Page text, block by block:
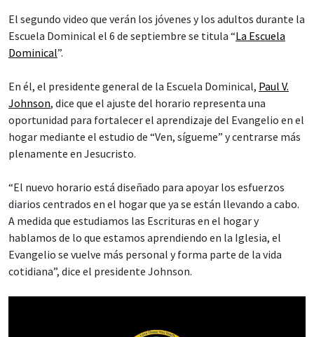
El segundo video que verán los jóvenes y los adultos durante la
Escuela Dominical el 6 de septiembre se titula “La Escuela
Dominical”.
En él, el presidente general de la Escuela Dominical, Paul V.
Johnson, dice que el ajuste del horario representa una
oportunidad para fortalecer el aprendizaje del Evangelio en el
hogar mediante el estudio de “Ven, sígueme” y centrarse más
plenamente en Jesucristo.
“El nuevo horario está diseñado para apoyar los esfuerzos
diarios centrados en el hogar que ya se están llevando a cabo.
A medida que estudiamos las Escrituras en el hogar y
hablamos de lo que estamos aprendiendo en la Iglesia, el
Evangelio se vuelve más personal y forma parte de la vida
cotidiana”, dice el presidente Johnson.